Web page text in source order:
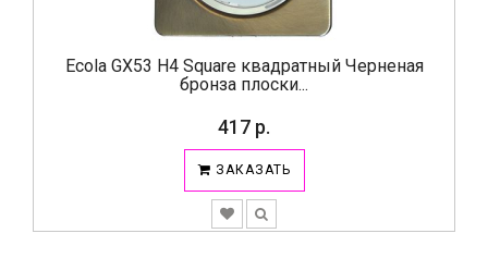
Ecola GX53 H4 Square квадратный Черненая
бронза плоски...
417 р.
ЗАКАЗАТЬ